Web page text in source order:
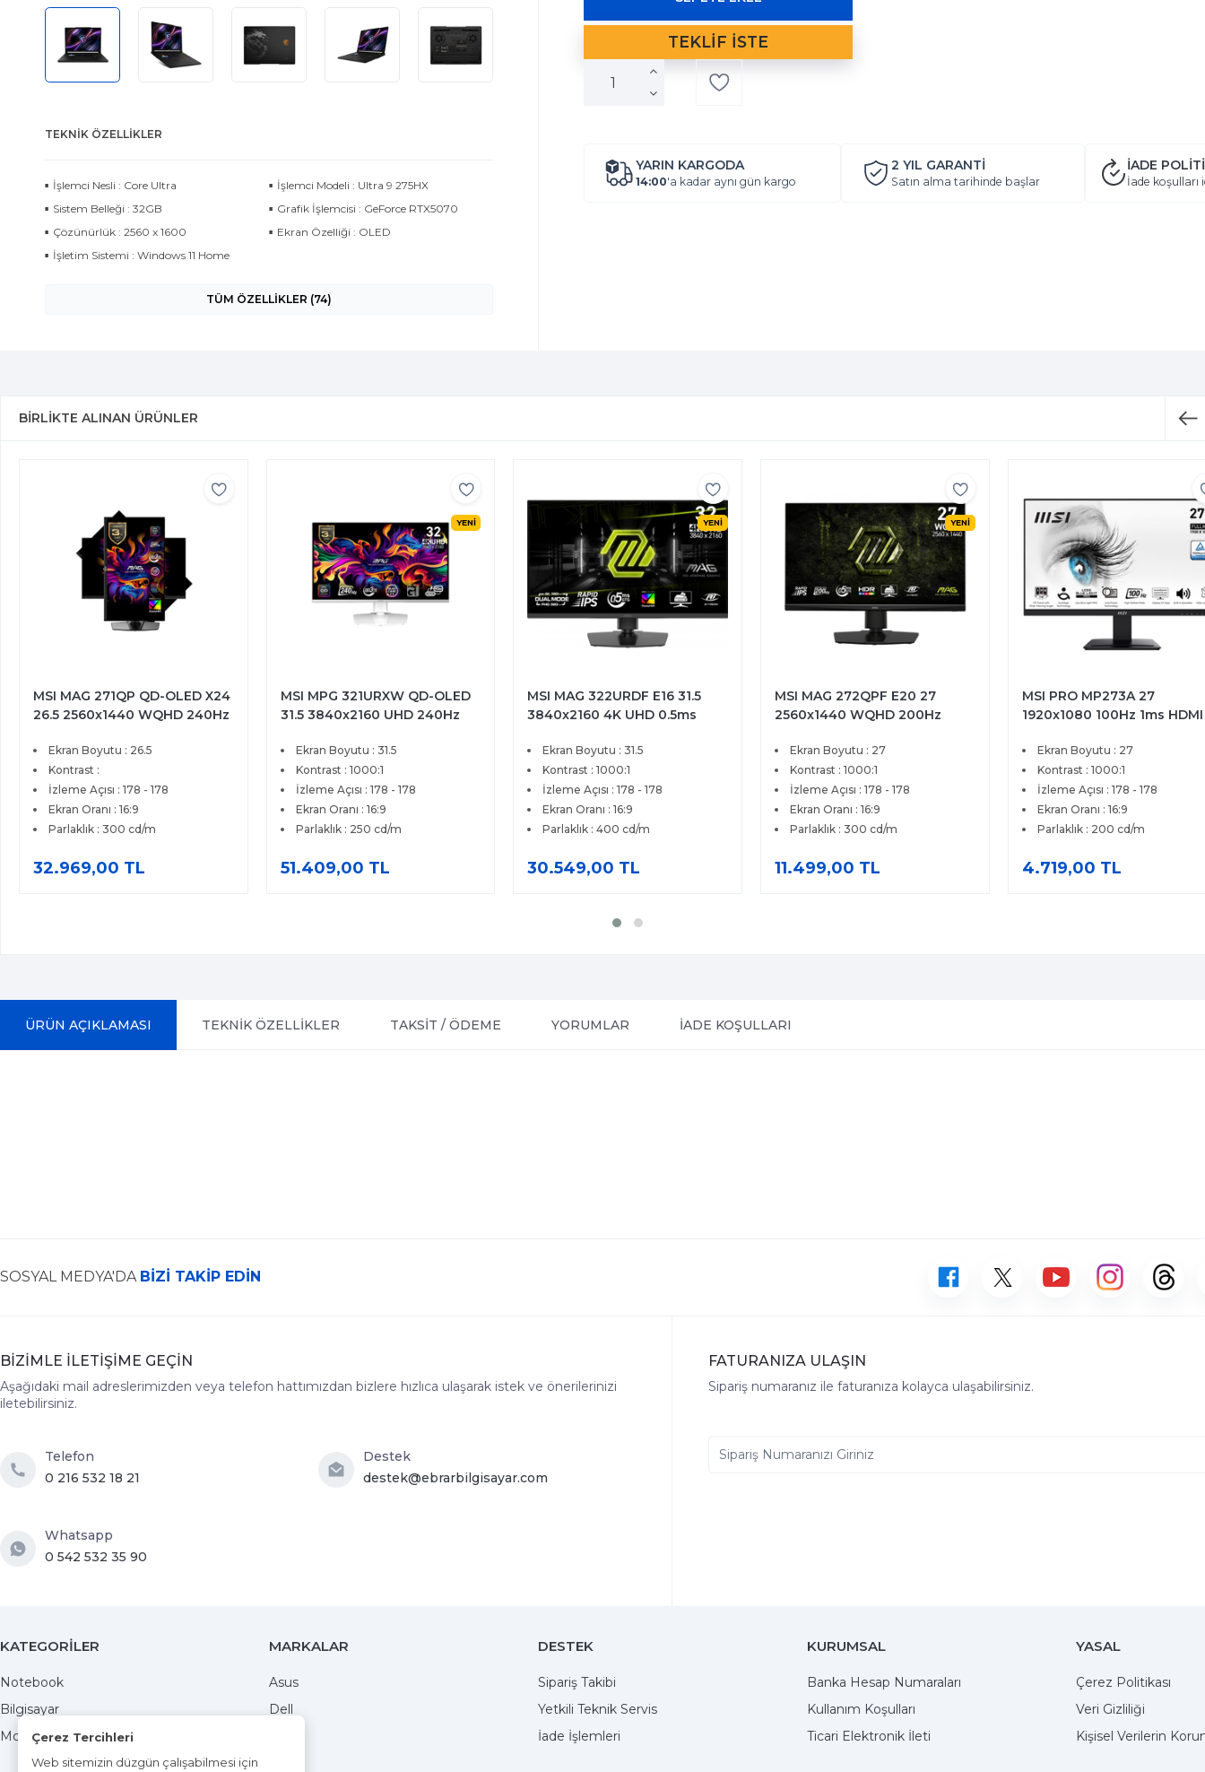
TEKNIK ÖZELLIKLER
İşlemci Nesli : Core Ultra
İşlemci Modeli : Ultra 9 275HX
Sistem Belleği : 32GB
Grafik İşlemcisi : GeForce RTX5070
Çözünürlük : 2560 x 1600
Ekran Özelliği : OLED
İşletim Sistemi : Windows 11 Home
TÜM ÖZELLİKLER (74)
YARIN KARGODA
14:00'a kadar aynı gün kargo
2 YIL GARANTİ
Satın alma tarihinde başlar
İADE
İade koşulları
BIRLIKTE ALINAN ÜRÜNLER
MSI MAG 271QP QD-OLED X24
26.5 2560x1440 WQHD 240Hz
400 Adaptive Sync QD-OLED
Gaming Monitör
Ekran Boyutu : 26.5
Kontrast :
İzleme Açısı : 178 - 178
Ekran Oranı : 16:9
Parlaklık : 300 cd/m
32.969,00 TL
YENİ
MSI MPG 321URXW QD-OLED
31.5 3840x2160 UHD 240Hz
Black 400 G-Sync QD-OLED
Gaming Monitör
Ekran Boyutu : 31.5
Kontrast : 1000:1
İzleme Açısı : 178 - 178
Ekran Oranı : 16:9
Parlaklık : 250 cd/m
51.409,00 TL
YENİ
MSI MAG 322URDF E16 31.5
3840x2160 4K UHD 0.5ms
FreeSync Rapid IPS Gaming
Monitör
Ekran Boyutu : 31.5
Kontrast : 1000:1
İzleme Açısı : 178 - 178
Ekran Oranı : 16:9
Parlaklık : 400 cd/m
30.549,00 TL
YENİ
MSI MAG 272QPF E20 27
2560x1440 WQHD 200Hz
FreeSync Premium IPS
Gaming Monitör
Ekran Boyutu : 27
Kontrast : 1000:1
İzleme Açısı : 178 - 178
Ekran Oranı : 16:9
Parlaklık : 300 cd/m
11.499,00 TL
MSI PRO MP273A 27
1920x1080 100Hz 1ms HDMI
Ekran Boyutu : 27
Kontrast : 1000:1
İzleme Açısı : 178 - 178
Ekran Oranı : 16:9
Parlaklık : 200 cd/m
4.719,00 TL
ÜRÜN AÇIKLAMASI TEKNİK ÖZELLİKLER TAKSİT / ÖDEME YORUMLAR İADE KOŞULLARI
SOSYAL MEDYA'DA BİZİ TAKİP EDİN
BİZİMLE İLETİŞİME GEÇİN
Aşağıdaki mail adreslerimizden veya telefon hattımızdan bizlere hızlıca ulaşarak istek ve önerilerinizi
iletebilirsiniz.
Telefon
0 216 532 18 21
Destek
destek@ebrarbilgisayar.com
Whatsapp
0 542 532 35 90
FATURANIZA ULAŞIN
Sipariş numaranız ile faturanıza kolayca ulaşabilirsiniz.
KATEGORİLER MARKALAR DESTEK KURUMSAL YASAL
Notebook Asus Sipariş Takibi Banka Hesap Numaraları
Çerez Politikası
Bilgisayar
Dell Yetkili Teknik Servis Kullanım Koşulları
Veri Gizliliği
Monitörler
İade İşlemleri Ticari Elektronik İleti Kişisel Verilerin
Çerez Tercihleri
Web sitemizin düzgün çalışabilmesi için